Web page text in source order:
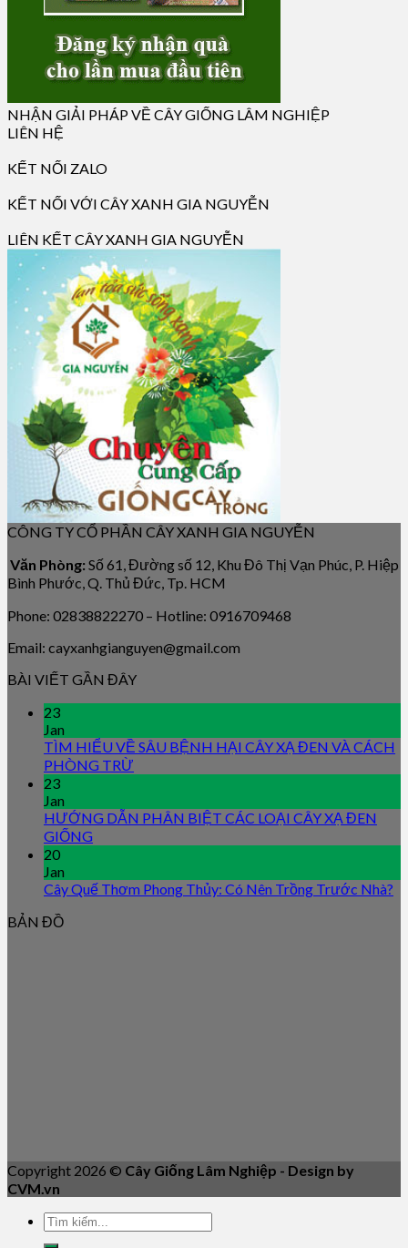
NHẬN GIẢI PHÁP VỀ CÂY GIỐNG LÂM NGHIỆP
LIÊN HỆ
KẾT NỐI ZALO
KẾT NỐI VỚI CÂY XANH GIA NGUYỄN
LIÊN KẾT CÂY XANH GIA NGUYỄN
CÔNG TY CỔ PHẦN CÂY XANH GIA NGUYỄN
Văn Phòng: Số 61, Đường số 12, Khu Đô Thị Vạn Phúc, P. Hiệp
Bình Phước, Q. Thủ Đức, Tp. HCM
Phone: 02838822270 – Hotline: 0916709468
Email: cayxanhgianguyen@gmail.com
BÀI VIẾT GẦN ĐÂY
23
Jan
TÌM HIỂU VỀ SÂU BỆNH HẠI CÂY XẠ ĐEN VÀ CÁCH
PHÒNG TRỪ
23
Jan
HƯỚNG DẪN PHÂN BIỆT CÁC LOẠI CÂY XẠ ĐEN
GIỐNG
20
Jan
Cây Quế Thơm Phong Thủy: Có Nên Trồng Trước Nhà?
BẢN ĐỒ
Copyright 2026 © Cây Giống Lâm Nghiệp - Design by
CVM.vn